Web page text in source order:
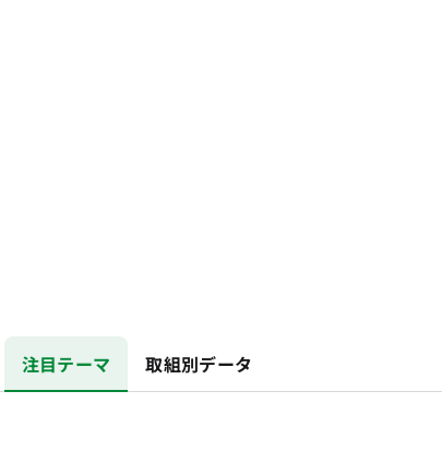
注目テーマ 取組別データ